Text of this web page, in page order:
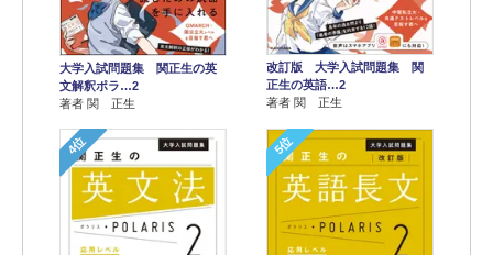
大学入試問題集 関正生の英
文解釈ポラ…2
著者 関 正生
改訂版 大学入試問題集 関
正生の英語…2
著者 関 正生
4位 5位